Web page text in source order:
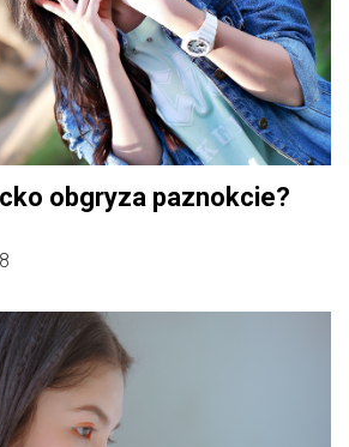
obgryza paznokcie?